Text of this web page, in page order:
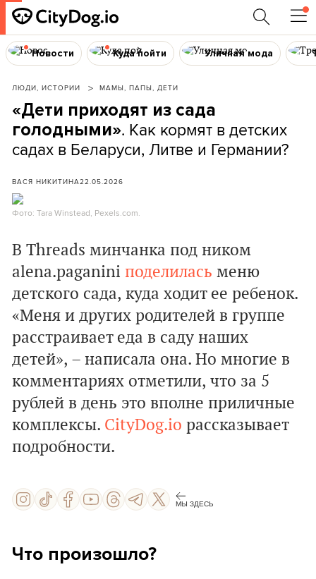
Новости Куда пойти Уличная мода
ЛЮДИ, ИСТОРИИ МАМЫ, ПАПЫ, ДЕТИ
«Дети приходят из сада
голодными». Как кормят в детских
садах в Беларуси, Литве и Германии?
ВАСЯ НИКИТИНА22.05.2026
Фото: Tara Winstead, Pexels.com.
В Threads минчанка под ником
alena.paganini поделилась меню
детского сада, куда ходит ее ребенок.
«Меня и других родителей в группе
расстраивает еда в саду наших
детей», – написала она. Но многие в
комментариях отметили, что за 5
рублей в день это вполне приличные
комплексы. CityDog.io рассказывает
подробности.
МЫ ЗДЕСЬ
Что произошло?